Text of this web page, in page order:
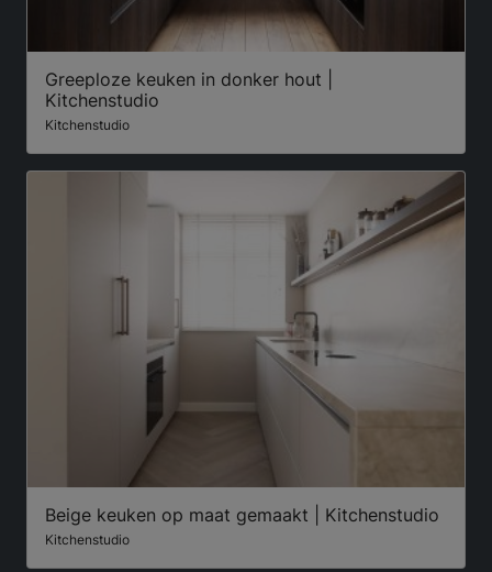
Greeploze keuken in donker hout |
Kitchenstudio
Kitchenstudio
Beige keuken op maat gemaakt | Kitchenstudio
Kitchenstudio